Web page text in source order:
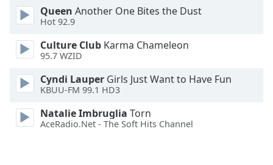
Text
Edge
Font
Family
Reset
Queen Another One Bites the Dust
Hot 92.9
Culture Club Karma Chameleon
95.7 WZID
Cyndi Lauper Girls Just Want to Have Fun
KBUU-FM 99.1 HD3
Natalie Imbruglia Torn
AceRadio.Net - The Soft Hits Channel